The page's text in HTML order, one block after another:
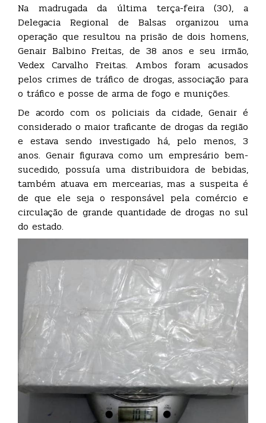
Na madrugada da última terça-feira (30), a
Delegacia Regional de Balsas organizou uma
operação que resultou na prisão de dois homens,
Genair Balbino Freitas, de 38 anos e seu irmão,
Vedex Carvalho Freitas. Ambos foram acusados
pelos crimes de tráfico de drogas, associação para
o tráfico e posse de arma de fogo e munições.
De acordo com os policiais da cidade, Genair é
considerado o maior traficante de drogas da região
e estava sendo investigado há, pelo menos, 3
anos. Genair figurava como um empresário bem-
sucedido, possuía uma distribuidora de bebidas,
também atuava em mercearias, mas a suspeita é
de que ele seja o responsável pela comércio e
circulação de grande quantidade de drogas no sul
do estado.